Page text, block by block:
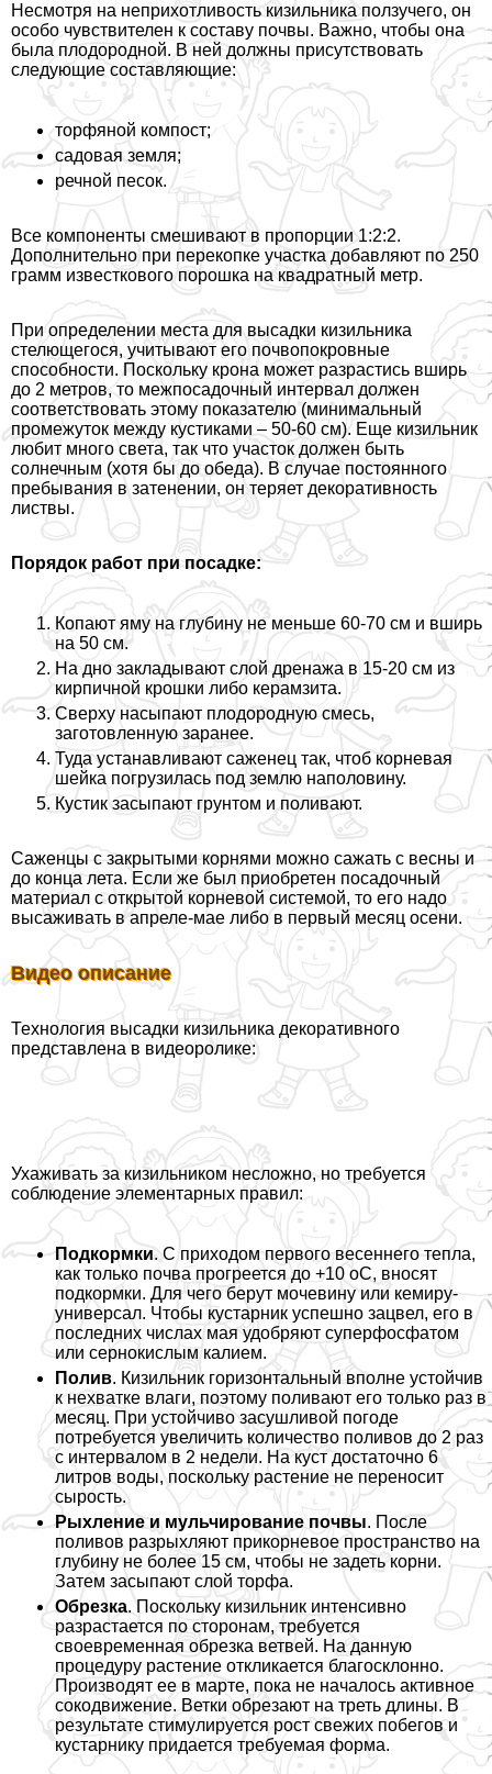
Несмотря на неприхотливость кизильника ползучего, он
особо чувствителен к составу почвы. Важно, чтобы она
была плодородной. В ней должны присутствовать
следующие составляющие:
торфяной компост;
садовая земля;
речной песок.
Все компоненты смешивают в пропорции 1:2:2.
Дополнительно при перекопке участка добавляют по 250
грамм известкового порошка на квадратный метр.
При определении места для высадки кизильника
стелющегося, учитывают его почвопокровные
способности. Поскольку крона может разрастись вширь
до 2 метров, то межпосадочный интервал должен
соответствовать этому показателю (минимальный
промежуток между кустиками – 50-60 см). Еще кизильник
любит много света, так что участок должен быть
солнечным (хотя бы до обеда). В случае постоянного
пребывания в затенении, он теряет декоративность
листвы.
Порядок работ при посадке:
Копают яму на глубину не меньше 60-70 см и вширь
на 50 см.
На дно закладывают слой дренажа в 15-20 см из
кирпичной крошки либо керамзита.
Сверху насыпают плодородную смесь,
заготовленную заранее.
Туда устанавливают саженец так, чтоб корневая
шейка погрузилась под землю наполовину.
Кустик засыпают грунтом и поливают.
Саженцы с закрытыми корнями можно сажать с весны и
до конца лета. Если же был приобретен посадочный
материал с открытой корневой системой, то его надо
высаживать в апреле-мае либо в первый месяц осени.
Видео описание
Технология высадки кизильника декоративного
представлена в видеоролике:
Ухаживать за кизильником несложно, но требуется
соблюдение элементарных правил:
Подкормки. С приходом первого весеннего тепла,
как только почва прогреется до +10 oС, вносят
подкормки. Для чего берут мочевину или кемиру-
универсал. Чтобы кустарник успешно зацвел, его в
последних числах мая удобряют суперфосфатом
или сернокислым калием.
Полив. Кизильник горизонтальный вполне устойчив
к нехватке влаги, поэтому поливают его только раз в
месяц. При устойчиво засушливой погоде
потребуется увеличить количество поливов до 2 раз
с интервалом в 2 недели. На куст достаточно 6
литров воды, поскольку растение не переносит
сырость.
Рыхление и мульчирование почвы. После
поливов разрыхляют прикорневое прострaнcтво на
глубину не более 15 см, чтобы не задеть корни.
Затем засыпают слой торфа.
Обрезка. Поскольку кизильник интенсивно
разрастается по сторонам, требуется
своевременная обрезка ветвей. На данную
процедуру растение откликается благосклонно.
Производят ее в марте, пока не началось активное
сокодвижение. Ветки обрезают на треть длины. В
результате стимулируется рост свежих побегов и
кустарнику придается требуемая форма.